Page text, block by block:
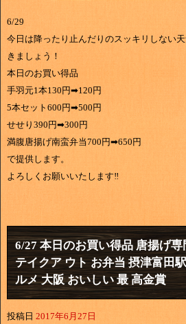
6/29
今日は降ったり止んだりのスッキリしない
きましょう！
本日のお買い得品
手羽元1本130円➡120円
5本セット600円➡500円
せせり390円➡300円
満腹唐揚げ南蛮弁当700円➡650円
で提供します。
よろしくお願いいたします‼
6/27 本日のお買い得品 唐揚げ
テイクア ウト お弁当 摂津富田
ルメ 大阪 おいしい 最 高金賞
投稿日 2017年6月27日